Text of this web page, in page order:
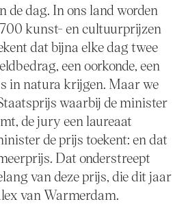
de dag. In ons land worden
kunst- en cultuurprijzen
dat bijna elke dag twee
een oorkonde, een
in natura krijgen. Maar we
waarbij de minister
de jury een laureaat
de prijs toekent: en dat
Dat onderstreept
van deze prijs, die dit jaar
van Warmerdam.